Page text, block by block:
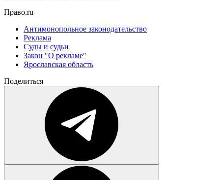
Право.ru
Антимонопольное законодательство
Реклама
Суды и судьи
Закон "О рекламе"
Ярославская область
Поделиться